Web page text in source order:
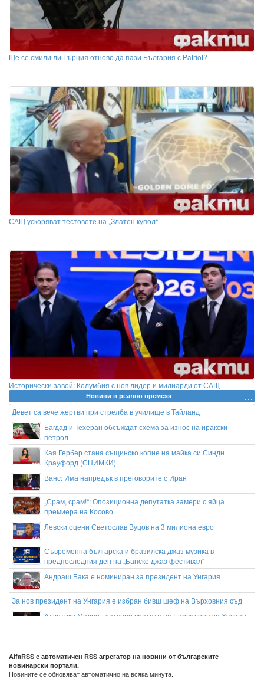
Ще се смили ли Гърция отново да пази България с Patriot?
САЩ ускоряват тестовете на „Златен купол“
Исторически завой: Колумбия с нов лидер и милиарди от САЩ
Новини в реално времеss
Девет са вече жертви при стрелба в училище в Тайланд
Багдад и Техеран обсъждат схема за износ на иракски
петрол
Кая Гербер стана същинско копие на майка си Синди
Крауфорд (СНИМКИ)
Ванс: Има напредък в преговорите с Иран
„Срам, срам!“: Опозиционна депутатка замери с яйца
премиера на Косово
Левски оцени Светослав Вуцов на 3 милиона евро
Съвременна българска и бразилска джаз музика в
предпоследния ден на „Банско джаз фестивал“
Андраш Бака е номиниран за президент на Унгария
За нов президент на Унгария е избран бивш шеф на Върховния съд
Атлетико Мадрид затвори вратата на Барселона за Хулиан
AlfaRSS е автоматичен RSS агрегатор на новини от българските
новинарски портали.
Новините се обновяват автоматично на всяка минута.